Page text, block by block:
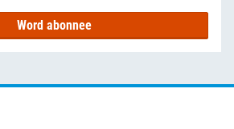
Word abonnee